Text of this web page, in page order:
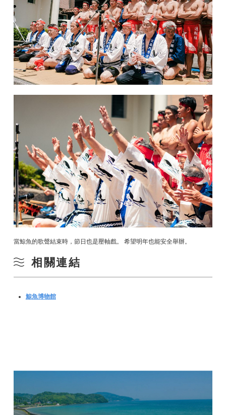
當鯨魚的歌聲結束時，節日也是壓軸戲。 希望明年也能安全舉辦。
相關連結
鯨魚博物館